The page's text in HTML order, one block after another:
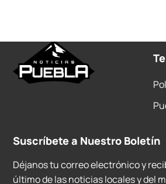
Suscríbete a Nuestro Boletín
Déjanos tu correo electrónico y
último de las noticias locales y del